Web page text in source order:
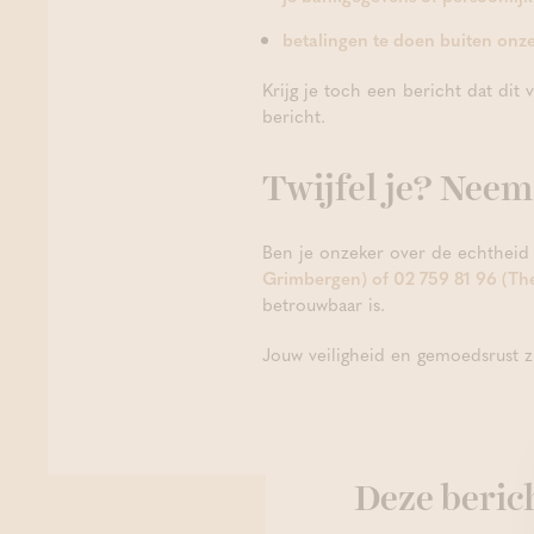
betalingen te doen buiten
Krijg je toch een bericht dat dit
bericht.
Twijfel je?
Ben je onzeker over de
Grimbergen) of 02 759 81 96
betrouwbaar is.
Jouw veiligheid en
Deze